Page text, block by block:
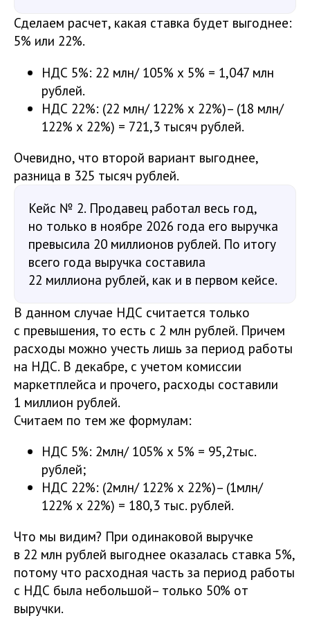
Сделаем расчет, какая ставка будет выгоднее:
5% или 22%.
НДС 5%: 22 млн/ 105% х 5% = 1,047 млн
рублей.
НДС 22%: (22 млн/ 122% х 22%)– (18 млн/
122% х 22%) = 721,3 тысяч рублей.
Очевидно, что второй вариант выгоднее,
разница в 325 тысяч рублей.
Кейс № 2. Продавец работал весь год,
но только в ноябре 2026 года его выручка
превысила 20 миллионов рублей. По итогу
всего года выручка составила
22 миллиона рублей, как и в первом кейсе.
В данном случае НДС считается только
с превышения, то есть с 2 млн рублей. Причем
расходы можно учесть лишь за период работы
на НДС. В декабре, с учетом комиссии
маркетплейса и прочего, расходы составили
1 миллион рублей.
Считаем по тем же формулам:
НДС 5%: 2млн/ 105% х 5% = 95,2тыс.
рублей;
НДС 22%: (2млн/ 122% х 22%)– (1млн/
122% х 22%) = 180,3 тыс. рублей.
Что мы видим? При одинаковой выручке
в 22 млн рублей выгоднее оказалась ставка 5%,
потому что расходная часть за период работы
с НДС была небольшой– только 50% от
выручки.